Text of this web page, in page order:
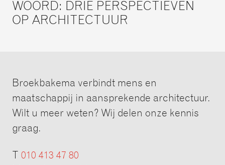
WOORD: DRIE PERSPECTIEVEN
OP ARCHITECTUUR
Broekbakema verbindt mens en
maatschappij in aansprekende architectuur.
Wilt u meer weten? Wij delen onze kennis
graag.
010 413 47 80